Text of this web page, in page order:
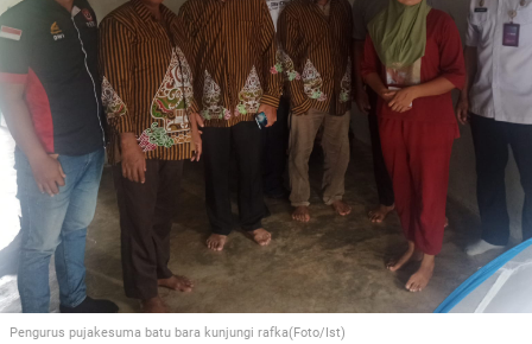
Pengurus pujakesuma batu bara kunjungi rafka(Foto/Ist)